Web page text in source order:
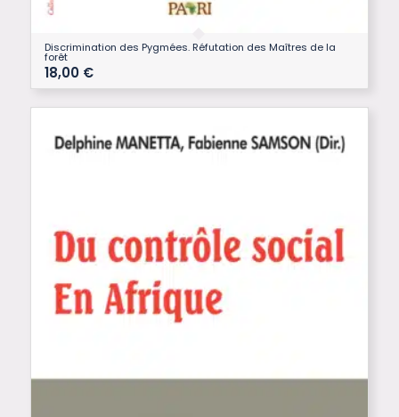
Discrimination des Pygmées. Réfutation des Maîtres de la
forêt
18,00 €